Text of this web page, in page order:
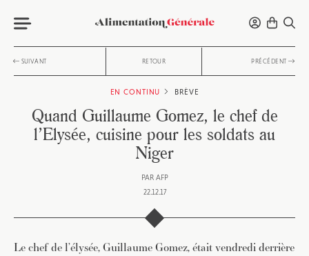
SUIVANT RETOUR PRÉCÉDENT
EN CONTINU BRÈVE
Quand Guillaume Gomez, le chef de
l’Elysée, cuisine pour les soldats au
Niger
PAR AFP
22.12.17
Le chef de l’élysée, Guillaume Gomez, était vendredi derrière